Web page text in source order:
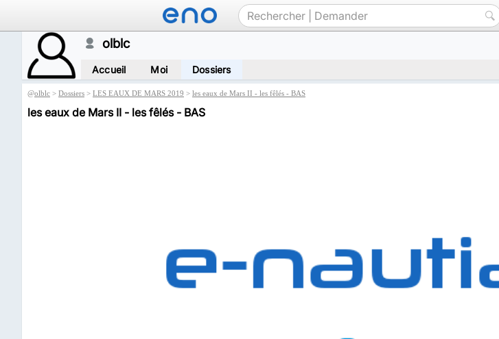
olblc
Accueil Moi Dossiers
@olblc > Dossiers > LES EAUX DE MARS 2019 > les eaux de Mars II - les fêlés - BAS
les eaux de Mars II - les fêlés - BAS